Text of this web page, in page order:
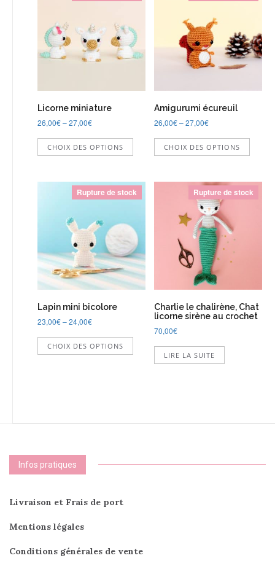
Licorne miniature
26,00€–27,00€
CHOIX DES OPTIONS
Ce
variations.
Les
être
choisies
sur
la
page
produit
Amigurumi écureuil
26,00€–27,00€
CHOIX DES OPTIONS
Ce
Les
Rupture de stock
Lapin mini bicolore
23,00€–24,00€
CHOIX DES OPTIONS
Ce
produit
Rupture de stock
Charlie le chalirène, Chat
licorne sirène au crochet
70,00€
LIRE LA SUITE
Infos pratiques
Livraison et Frais de port
Mentions légales
Conditions générales de vente